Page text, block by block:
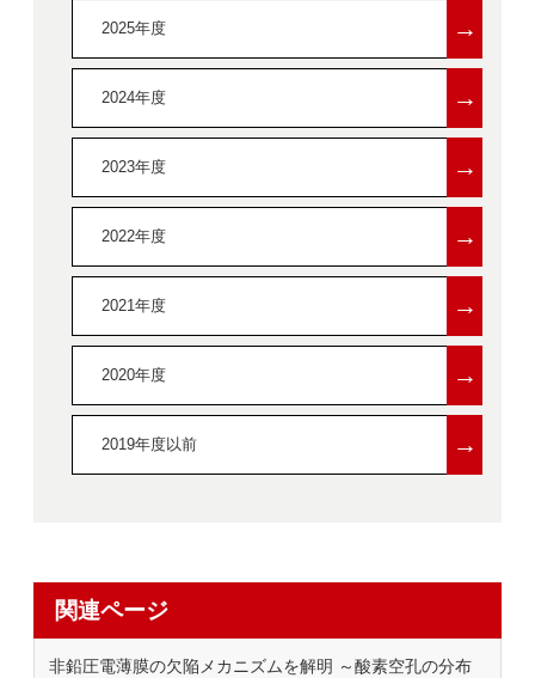
2025年度 →
2024年度 →
2023年度 →
2022年度 →
2021年度 →
2020年度 →
2019年度以前 →
関連ページ
非鉛圧電薄膜の欠陥メカニズムを解明 ～酸素空孔の分布